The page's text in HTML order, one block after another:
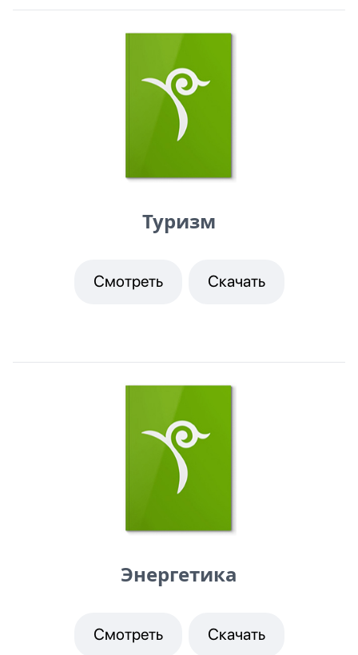
Туризм
Смотреть Скачать
Энергетика
Смотреть Скачать